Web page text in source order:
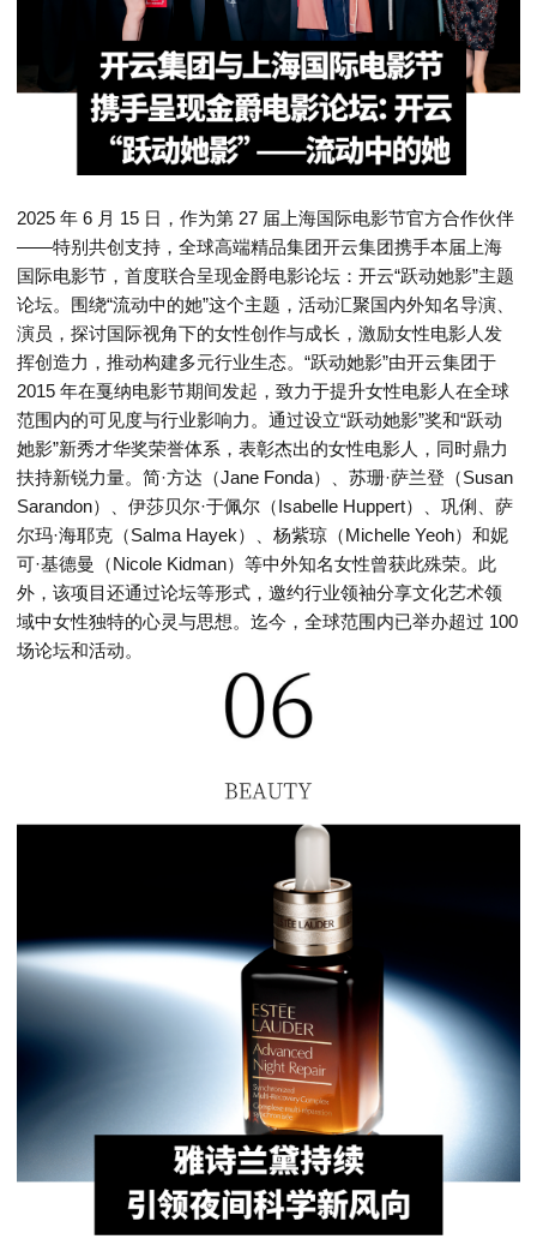
2025 年 6 月 15 日，作为第 27 届上海国际电影节官方合作伙伴
——特别共创支持，全球高端精品集团开云集团携手本届上海
国际电影节，首度联合呈现金爵电影论坛：开云“跃动她影”主题
论坛。围绕“流动中的她”这个主题，活动汇聚国内外知名导演、
演员，探讨国际视角下的女性创作与成长，激励女性电影人发
挥创造力，推动构建多元行业生态。“跃动她影”由开云集团于
2015 年在戛纳电影节期间发起，致力于提升女性电影人在全球
范围内的可见度与行业影响力。通过设立“跃动她影”奖和“跃动
她影”新秀才华奖荣誉体系，表彰杰出的女性电影人，同时鼎力
扶持新锐力量。简·方达（Jane Fonda）、苏珊·萨兰登（Susan
Sarandon）、伊莎贝尔·于佩尔（Isabelle Huppert）、巩俐、萨
尔玛·海耶克（Salma Hayek）、杨紫琼（Michelle Yeoh）和妮
可·基德曼（Nicole Kidman）等中外知名女性曾获此殊荣。此
外，该项目还通过论坛等形式，邀约行业领袖分享文化艺术领
域中女性独特的心灵与思想。迄今，全球范围内已举办超过 100
场论坛和活动。